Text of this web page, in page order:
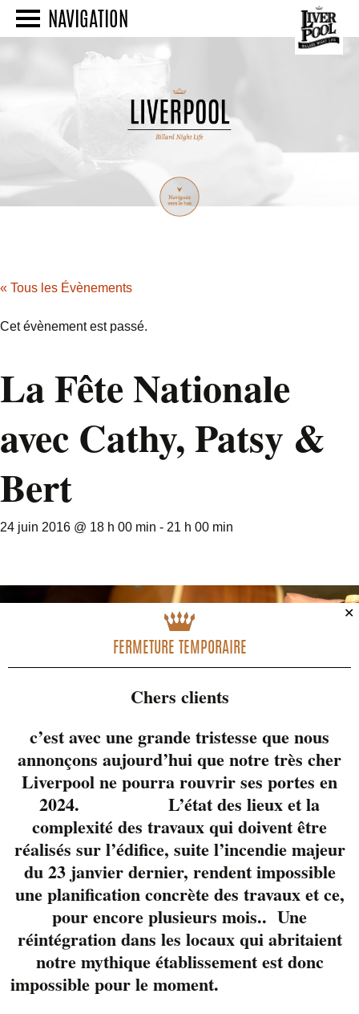
NAVIGATION
« Tous les Évènements
Cet évènement est passé.
La Fête Nationale
avec Cathy, Patsy &
Bert
24 juin 2016 @ 18 h 00 min - 21 h 00 min
On célèbre la Fête
Nationale !!
On ne se lasse pas de
les entendre.
Maintenant en trio
avec Bertrand
✕
FERMETURE TEMPORAIRE
Chers clients
c’est avec une grande tristesse que nous
annonçons aujourd’hui que notre très cher
Liverpool ne pourra rouvrir ses portes en
2024. L’état des lieux et la
complexité des travaux qui doivent être
réalisés sur l’édifice, suite l’incendie majeur
du 23 janvier dernier, rendent impossible
une planification concrète des travaux et ce,
pour encore plusieurs mois.. Une
réintégration dans les locaux qui abritaient
notre mythique établissement est donc
impossible pour le moment.